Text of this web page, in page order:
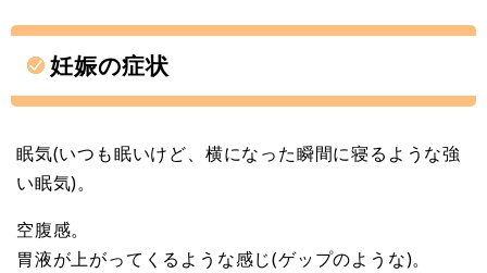
妊娠の症状
眠気(いつも眠いけど、横になった瞬間に寝るような強
い眠気)。
空腹感。
胃液が上がってくるような感じ(ゲップのような)。